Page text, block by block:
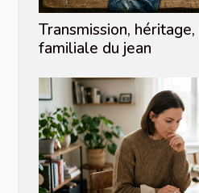
Transmission, héritage,
familiale du jean